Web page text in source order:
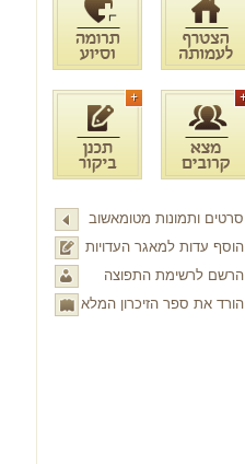
סרטים ותמונות מטומאשוב
הוסף עדות למאגר העדויות
הרשם לרשימת התפוצה
הורד את ספר הזיכרון המלא